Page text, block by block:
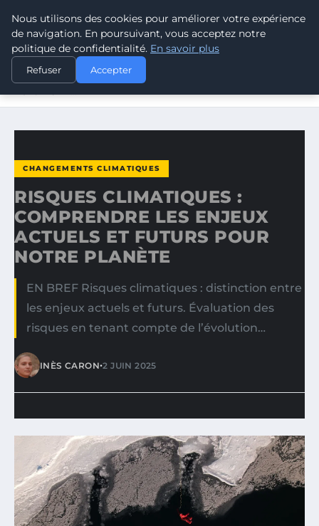
CLIMATE GUARDIAN
ACCUEIL
CHANGEMENTS CLIMATIQUES
RISQUES CLIMATIQUES : COMPRENDRE LES ENJEUX
CHANGEMENTS CLIMATIQUES
RISQUES CLIMATIQUES :
COMPRENDRE LES ENJEUX
ACTUELS ET FUTURS POUR
NOTRE PLANÈTE
EN BREF Risques climatiques : distinction entre
les enjeux actuels et futurs. Évaluation des
risques en tenant compte de l’évolution…
INÈS CARON•2 JUIN 2025
Nous utilisons des cookies pour améliorer votre expérience
de navigation. En poursuivant, vous acceptez notre
politique de confidentialité. En savoir plus
Refuser Accepter